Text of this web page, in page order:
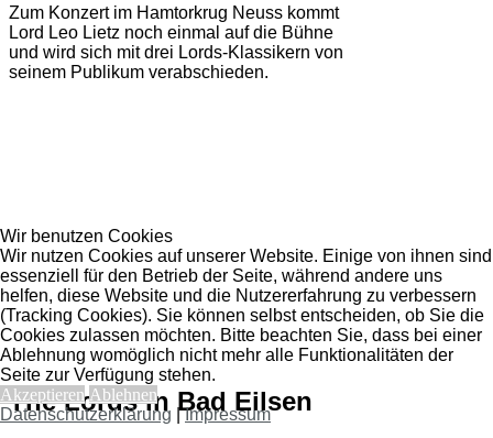
Zum Konzert im Hamtorkrug Neuss kommt
Lord Leo Lietz noch einmal auf die Bühne
und wird sich mit drei Lords-Klassikern von
seinem Publikum verabschieden.
The Lords in Bad Eilsen
Wir benutzen Cookies
Wir nutzen Cookies auf unserer Website. Einige von ihnen sind
essenziell für den Betrieb der Seite, während andere uns
helfen, diese Website und die Nutzererfahrung zu verbessern
(Tracking Cookies). Sie können selbst entscheiden, ob Sie die
Cookies zulassen möchten. Bitte beachten Sie, dass bei einer
Ablehnung womöglich nicht mehr alle Funktionalitäten der
Seite zur Verfügung stehen.
Akzeptieren Ablehnen
Datenschutzerklärung |Impressum